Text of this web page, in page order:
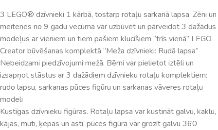
3 LEGO® dzīvnieki 1 kārbā, tostarp rotaļu sarkanā lapsa. Zēni un
meitenes no 9 gadu vecuma var uzbūvēt un pārveidot 3 dažādus
modeļus ar vieniem un tiem pašiem klucīšiem “trīs vienā” LEGO
Creator būvēšanas komplektā “Meža dzīvnieki: Rudā lapsa”
Nebeidzami piedzīvojumi mežā. Bērni var pielietot iztēli un
izsapņot stāstus ar 3 dažādiem dzīvnieku rotaļu komplektiem:
rudo lapsu, sarkanas pūces figūru un sarkanas vāveres rotaļu
modeli
Kustīgas dzīvnieku figūras. Rotaļu lapsa var kustināt galvu, kaklu,
kājas, muti, ķepas un asti, pūces figūra var grozīt galvu 360